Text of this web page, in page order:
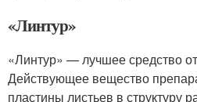
«Линтур»
«Линтур» — лучшее средство
Действующее вещество
пластины листьев в структуру